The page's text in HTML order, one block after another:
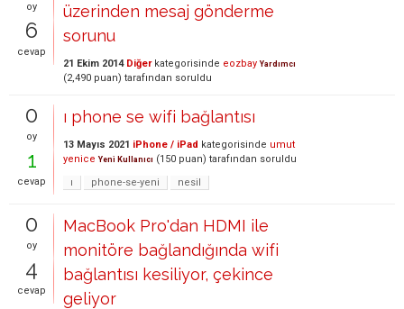
oy
6
cevap
üzerinden mesaj gönderme
sorunu
21 Ekim 2014 Diğerkategorisinde eozbay Yardımcı
(2,490 puan) tarafından soruldu
0
oy
1
cevap
ı phone se wifi bağlantısı
13 Mayıs 2021 iPhone / iPad kategorisinde umut
yenice Yeni Kullanıcı (150 puan) tarafından soruldu
ı
phone-se-yeni nesil
0
oy
4
cevap
MacBook Pro'dan HDMI ile
monitöre bağlandığında wifi
bağlantısı kesiliyor, çekince
geliyor